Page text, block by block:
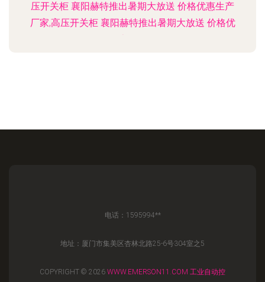
压开关柜 襄阳赫特推出暑期大放送 价格优惠生产
厂家,高压开关柜 襄阳赫特推出暑期大放送 价格优
电话：1595994**
地址：厦门市集美区杏林北路25-6号304室之5
COPYRIGHT © 2026 WWW.EMERSON11.COM 工业自动控